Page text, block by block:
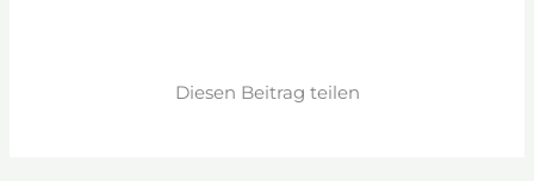
Diesen Beitrag teilen